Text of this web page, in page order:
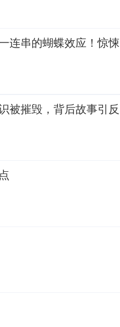
连串的蝴蝶效应！惊悚
被摧毁，背后故事引反